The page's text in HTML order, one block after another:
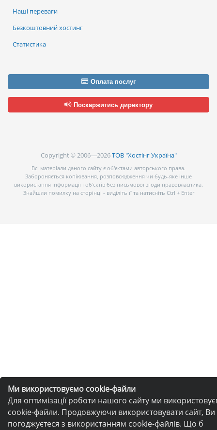
Ми використовуємо cookie-файли
Для оптимізації роботи нашого сайту ми
cookie-файли. Продовжуючи використовувати сайт, Ви
погоджуєтеся з використанням cookie-файлів. Що б
Наші переваги
Безкоштовний хостинг
Статистика
Оплата послуг
Поскаржитись директору
Copyright © 2006—2026ТОВ "Хостінг Україна"
Всі матеріали даного сайту є об’єктами авторського права.
Забороняється копіювання, розповсюдження чи будь-яке інше
використання інформації і об’єктів без письмової згоди правовласника.
Знайшли помилку на сторінці - виділіть її та натисніть Ctrl + Enter